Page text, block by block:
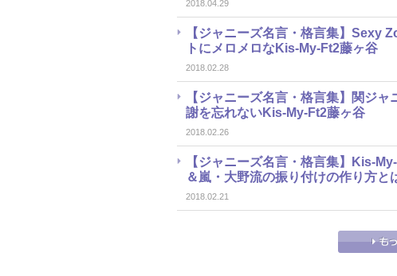
2018.04.29
【ジャニーズ名言・格言集】Sexy
トにメロメロなKis-My-Ft2藤ヶ谷
2018.02.28
【ジャニーズ名言・格言集】関ジ
謝を忘れないKis-My-Ft2藤ヶ谷
2018.02.26
【ジャニーズ名言・格言集】Kis-
＆嵐・大野流の振り付けの作り方と
2018.02.21